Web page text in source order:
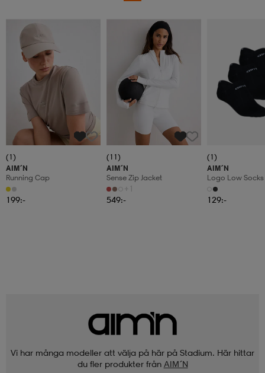
(1)
AIM´N
Running Cap
199:-
(11)
AIM´N
Sense Zip Jacket
+1
549:-
(1)
AIM´N
Logo Low Socks
129:-
Vi har många modeller att välja på här på Stadium. Här hittar
du fler produkter från AIM´N